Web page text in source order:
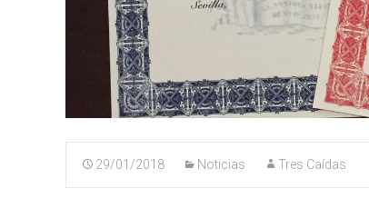
29/01/2018 Noticias Tres Caídas